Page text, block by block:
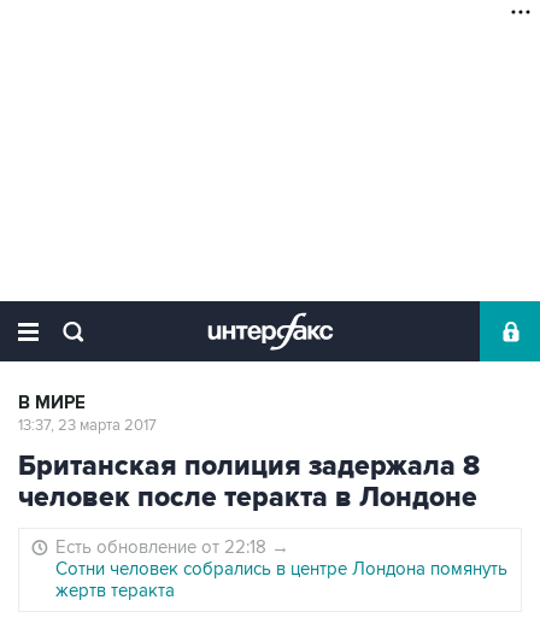
В МИРЕ
13:37, 23 марта 2017
Британская полиция задержала 8
человек после теракта в Лондоне
Есть обновление от 22:18 →
Сотни человек собрались в центре Лондона помянуть
жертв теракта